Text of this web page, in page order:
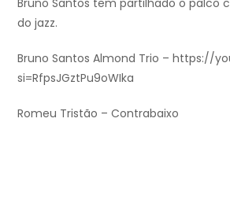
Bruno Santos tem partilhado o palco
do jazz.
Bruno Santos Almond Trio – https://
si=RfpsJGztPu9oWIka
Romeu Tristão – Contrabaixo